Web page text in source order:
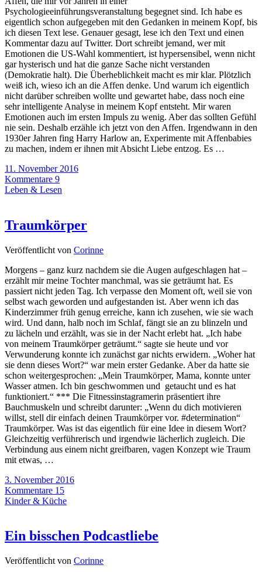
Psychologieeinführungsveranstaltung begegnet sind. Ich habe es
eigentlich schon aufgegeben mit den Gedanken in meinem Kopf, bis
ich diesen Text lese. Genauer gesagt, lese ich den Text und einen
Kommentar dazu auf Twitter. Dort schreibt jemand, wer mit
Emotionen die US-Wahl kommentiert, ist hypersensibel, wenn nicht
gar hysterisch und hat die ganze Sache nicht verstanden
(Demokratie halt). Die Überheblichkeit macht es mir klar. Plötzlich
weiß ich, wieso ich an die Affen denke. Und warum ich eigentlich
nicht darüber schreiben wollte und gewartet habe, dass noch eine
sehr intelligente Analyse in meinem Kopf entsteht. Mir waren
Emotionen auch im ersten Impuls zu wenig. Aber das sollten Gefühl
nie sein. Deshalb erzähle ich jetzt von den Affen. Irgendwann in den
1930er Jahren fing Harry Harlow an, Experimente mit Affenbabies
zu machen, indem er ihnen mit Absicht Liebe entzog. Es …
11. November 2016
Kommentare 9
Leben & Lesen
Traumkörper
Veröffentlicht von Corinne
Morgens – ganz kurz nachdem sie die Augen aufgeschlagen hat –
erzählt mir meine Tochter manchmal, was sie geträumt hat. Es
passiert nicht jeden Tag. Ich verpasse den Moment oft, weil sie von
selbst wach geworden und aufgestanden ist. Aber wenn ich das
Kinderzimmer früh genug erreiche, kann ich zusehen, wie sie wach
wird. Und dann, halb noch im Schlaf, fängt sie an zu blinzeln und
zu lächeln und erzählt, was sie in der Nacht erlebt hat. „Ich habe
von meinem Traumkörper geträumt.“ sagte sie heute und vor
Verwunderung konnte ich zunächst gar nichts erwidern. „Woher hat
sie denn dieses Wort?“ war mein erster Gedanke. Aber da hatte sie
schon weitergesprochen: „Mein Traumkörper, Mama, konnte unter
Wasser atmen. Ich bin geschwommen und getaucht und es hat
funktioniert.“ *** Die Fitnessinstagramerin präsentiert ihre
Bauchmuskeln und schreibt darunter: „Wenn du dich motivieren
willst, stell dir einfach deinen Traumkörper vor. #determination“
Traumkörper. Was ist das eigentlich für eine Idee in diesem Wort?
Gleichzeitig verführerisch und irgendwie lächerlich zugleich. Die
Verbindung aus einem nicht greifbaren, vagen Konzept wie Traum
mit etwas, …
3. November 2016
Kommentare 15
Kinder & Küche
Ein bisschen Podcastliebe
Veröffentlicht von Corinne